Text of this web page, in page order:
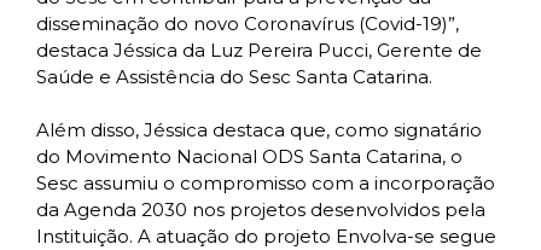
disseminação do novo Coronavírus (Covid-19)”,
destaca Jéssica da Luz Pereira Pucci, Gerente de
Saúde e Assistência do Sesc Santa Catarina.
Além disso, Jéssica destaca que, como signatário
do Movimento Nacional ODS Santa Catarina, o
Sesc assumiu o compromisso com a incorporação
da Agenda 2030 nos projetos desenvolvidos pela
Instituição. A atuação do projeto Envolva-se segue